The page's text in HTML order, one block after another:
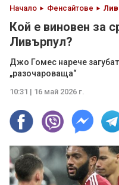
Начало Фенсайтове
Кой е виновен за
Ливърпул?
Джо Гомес нарече
„разочароваща“
10:31 | 16 май 2026 г.